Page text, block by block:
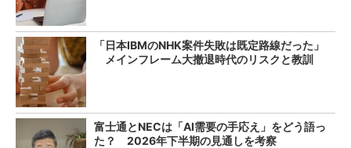
「日本IBMのNHK案件失敗は既定路線だった」
メインフレーム大撤退時代のリスクと教訓
富士通とNECは「AI需要の手応え」をどう語っ
た？ 2026年下半期の見通しを考察